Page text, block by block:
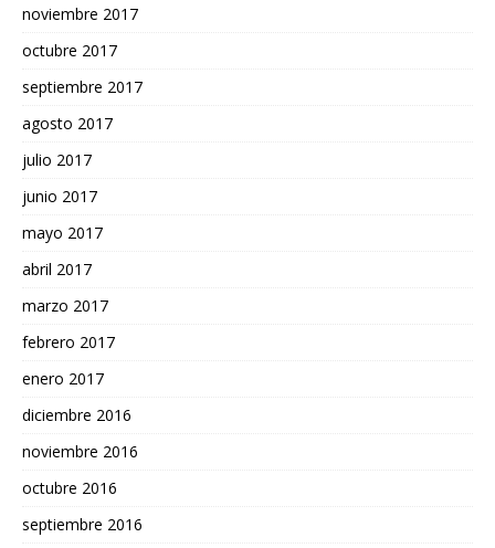
noviembre 2017
octubre 2017
septiembre 2017
agosto 2017
julio 2017
junio 2017
mayo 2017
abril 2017
marzo 2017
febrero 2017
enero 2017
diciembre 2016
noviembre 2016
octubre 2016
septiembre 2016